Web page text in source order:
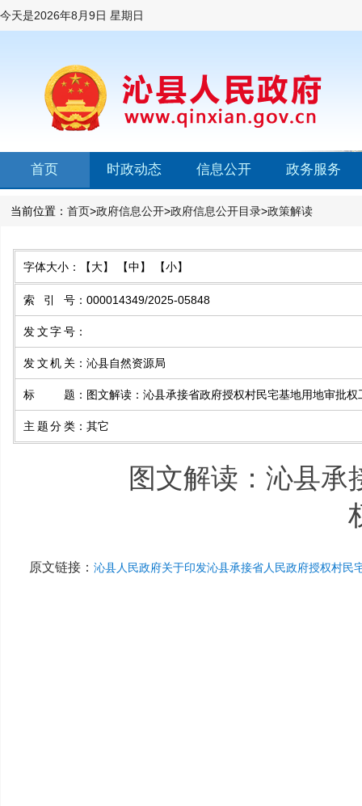
今天是2026年8月9日 星期日
首页 时政动态 信息公开 政务服务
当前位置： 首页>政府信息公开>政府信息公开目录>政策解读
字体大小： 【大】 【中】 【小】
索引号 ： 000014349/2025-05848
发文字号 ：
发文机关 ： 沁县自然资源局
标题 ： 图文解读：沁县承接省政府授权村民宅基地用地审批权
主题分类 ： 其它
图文解读：沁县承
原文链接： 沁县人民政府关于印发沁县承接省人民政府授权村民